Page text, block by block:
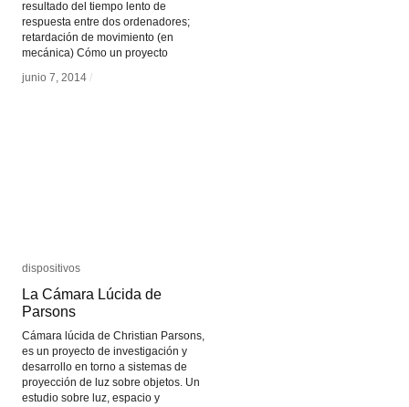
resultado del tiempo lento de
respuesta entre dos ordenadores;
retardación de movimiento (en
mecánica) Cómo un proyecto
junio 7, 2014 /
junio 7, 2014 /
dispositivos
La Cámara Lúcida de
Parsons
Cámara lúcida de Christian Parsons,
es un proyecto de investigación y
desarrollo en torno a sistemas de
proyección de luz sobre objetos. Un
estudio sobre luz, espacio y
dispositivos
La Cámara Lúcida de
Parsons